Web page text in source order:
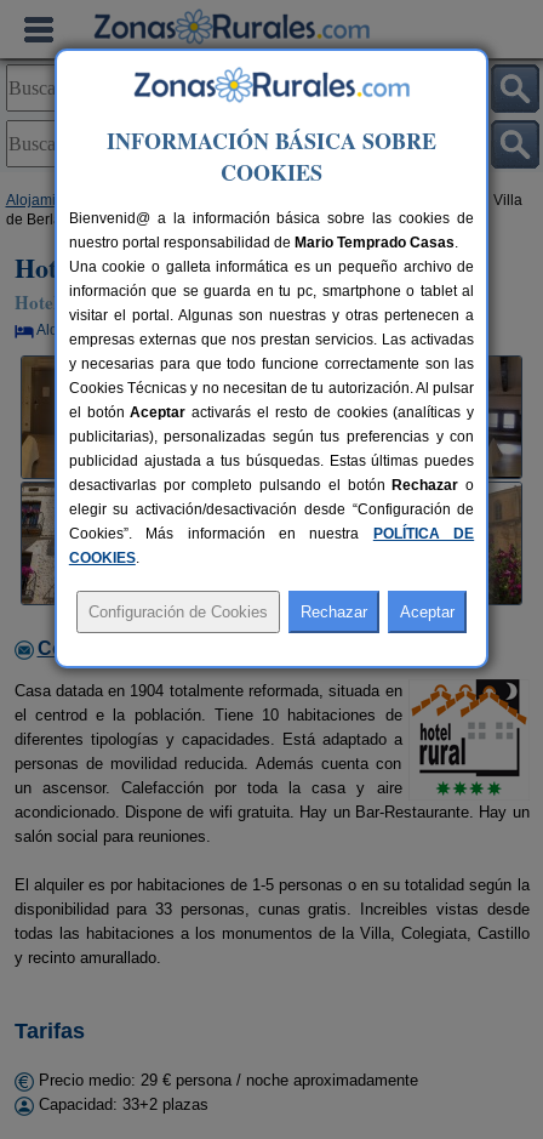
Alojamientos
> Hotel Rural Villa
de Berlanga
Hotel Rural Villa de Berlanga
Hotel Rural en Berlanga de Duero (Soria)
Alquiler por habitaciones 33+2 plazas 45 km de Soria
Contactar con el alojamiento
Casa datada en 1904 totalmente reformada, situada en
el centrod e la población. Tiene 10 habitaciones de
diferentes tipologías y capacidades. Está adaptado a
personas de movilidad reducida. Además cuenta con
un ascensor. Calefacción por toda la casa y aire
acondicionado. Dispone de wifi gratuita. Hay un Bar-Restaurante. Hay un
salón social para reuniones.
El alquiler es por habitaciones de 1-5 personas o en su totalidad según la
disponibilidad para 33 personas, cunas gratis. Increibles vistas desde
todas las habitaciones a los monumentos de la Villa, Colegiata, Castillo
y recinto amurallado.
Tarifas
Precio medio: 29 € persona / noche aproximadamente
Capacidad: 33+2 plazas
INFORMACIÓN BÁSICA SOBRE
COOKIES
Bienvenid@ a la información básica sobre las cookies de
nuestro portal responsabilidad de Mario Temprado Casas.
Una cookie o galleta informática es un pequeño archivo de
información que se guarda en tu pc, smartphone o tablet al
visitar el portal. Algunas son nuestras y otras pertenecen a
empresas externas que nos prestan servicios. Las activadas
y necesarias para que todo funcione correctamente son las
Cookies Técnicas y no necesitan de tu autorización. Al pulsar
el botónAceptar activarás el resto de cookies (analíticas y
publicitarias), personalizadas según tus preferencias y con
publicidad ajustada a tus búsquedas. Estas últimas puedes
desactivarlas por completo pulsando el botón Rechazar o
elegir su activación/desactivación desde “Configuración de
Cookies”. Más información en nuestra
POLÍTICA DE
COOKIES.